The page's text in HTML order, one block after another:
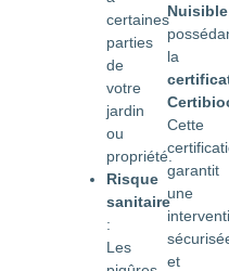
certaines
parties
de
votre
jardin
ou
propriété.
Risque
sanitaire
:
Les
Nuisible
la
Cette
garantit
une
et